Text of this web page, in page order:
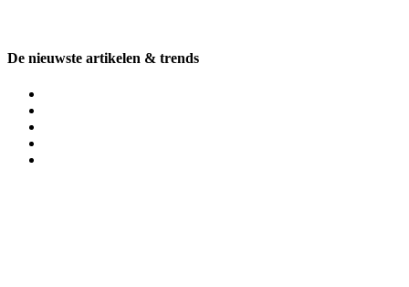
De nieuwste artikelen & trends